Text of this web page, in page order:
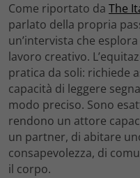
Come riportato da The
parlato della propria
un’intervista che
lavoro creativo.
pratica da soli: richiede
capacità di leggere
modo preciso. Sono
rendono un attore
un partner, di abitare
consapevolezza, di
il corpo.